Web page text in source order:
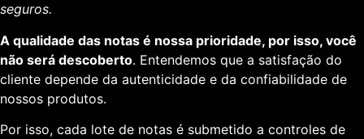
seguros.
A qualidade das notas é nossa prioridade, por isso, você
não será descoberto. Entendemos que a satisfação do
cliente depende da autenticidade e da confiabilidade de
nossos produtos.
Por isso, cada lote de notas é submetido a controles de